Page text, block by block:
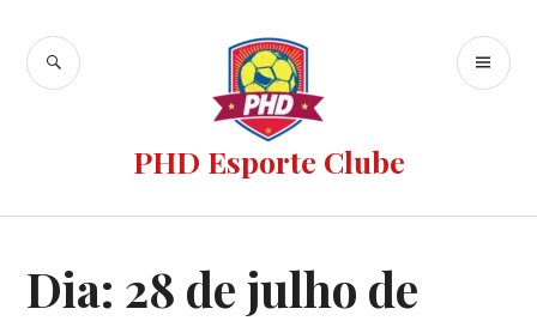
PHD Esporte Clube
Dia: 28 de julho de